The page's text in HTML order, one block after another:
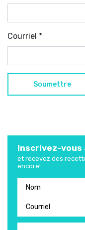
Courriel *
Inscrivez-
et recevez des
encore!